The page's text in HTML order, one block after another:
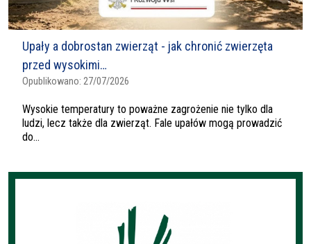
Upały a dobrostan zwierząt - jak chronić zwierzęta
przed wysokimi…
Opublikowano: 27/07/2026
Wysokie temperatury to poważne zagrożenie nie tylko dla
ludzi, lecz także dla zwierząt. Fale upałów mogą prowadzić
do...